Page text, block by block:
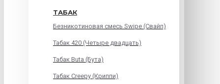
ТАБАК
Безникотиновая смесь Swipe (Свайп)
Табак 420 (Четыре двадцать)
Табак Buta (Бута)
Табак Creepy (Криппи)